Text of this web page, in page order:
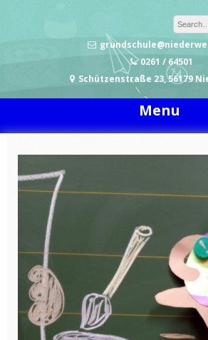
0261 / 64501
Schützenstraße 23, 56179
Menu